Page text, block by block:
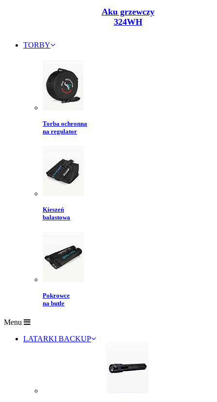
Aku grzewczy
324WH
TORBY
Torba ochronna
na regulator
Kieszeń
balastowa
Pokrowce
na butle
Menu
LATARKI BACKUP